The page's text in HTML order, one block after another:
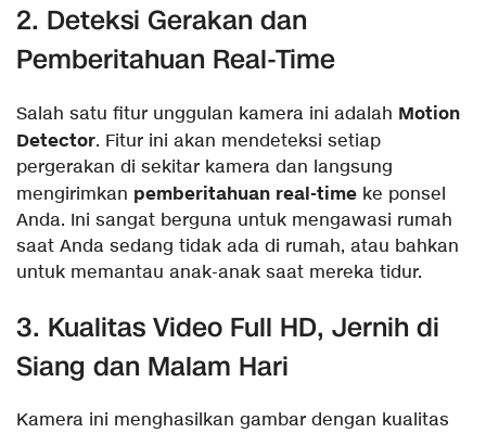
2. Deteksi Gerakan dan
Pemberitahuan Real-Time
Salah satu fitur unggulan kamera ini adalah Motion
Detector. Fitur ini akan mendeteksi setiap
pergerakan di sekitar kamera dan langsung
mengirimkan pemberitahuan real-time ke ponsel
Anda. Ini sangat berguna untuk mengawasi rumah
saat Anda sedang tidak ada di rumah, atau bahkan
untuk memantau anak-anak saat mereka tidur.
3. Kualitas Video Full HD, Jernih di
Siang dan Malam Hari
Kamera ini menghasilkan gambar dengan kualitas